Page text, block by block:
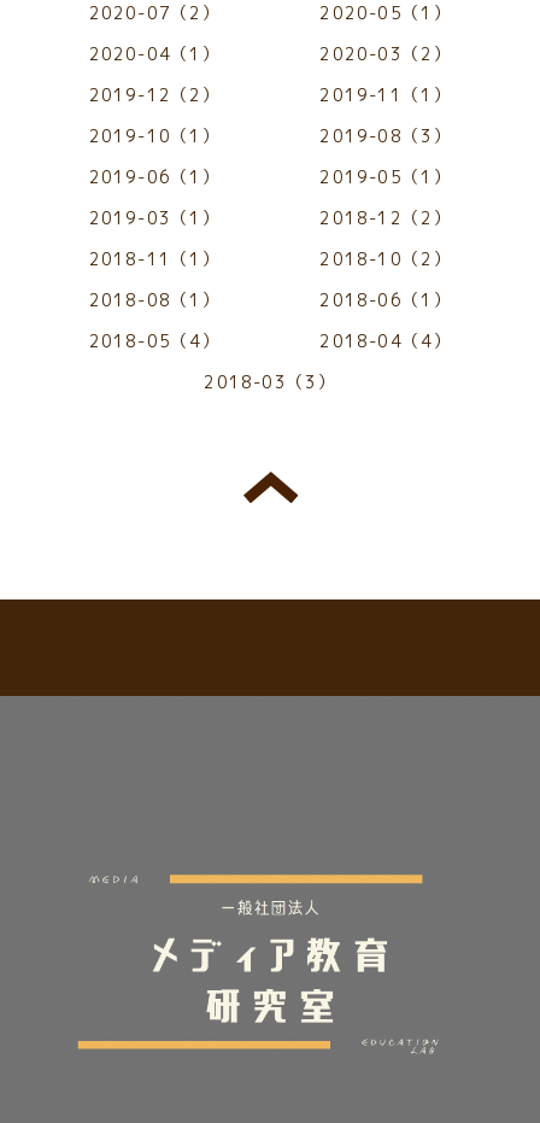
2020-07（2）
2020-05（1）
2020-04（1）
2020-03（2）
2019-12（2）
2019-11（1）
2019-10（1）
2019-08（3）
2019-06（1）
2019-05（1）
2019-03（1）
2018-12（2）
2018-11（1）
2018-10（2）
2018-08（1）
2018-06（1）
2018-05（4）
2018-04（4）
2018-03（3）